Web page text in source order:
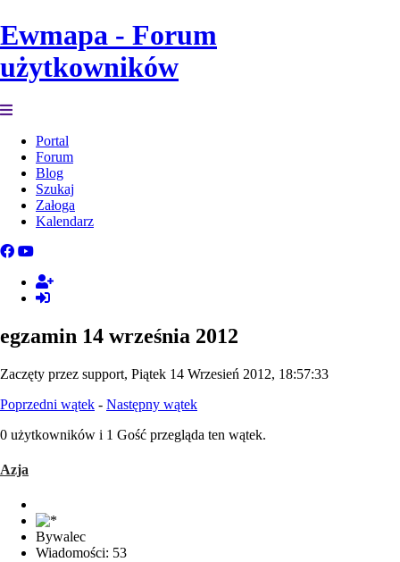
Ewmapa - Forum
użytkowników
Portal
Forum
Blog
Szukaj
Załoga
Kalendarz
egzamin 14 września 2012
Zaczęty przez support, Piątek 14 Wrzesień 2012, 18:57:33
Poprzedni wątek - Następny wątek
0 użytkowników i 1 Gość przegląda ten wątek.
Azja
Bywalec
Wiadomości: 53